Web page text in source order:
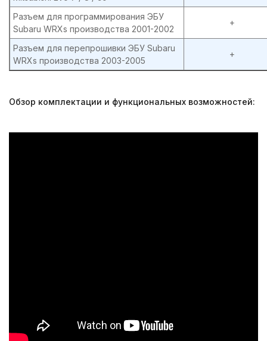
Разъем для программирования ЭБУ
Subaru WRXs производства 2001-2002
+
Разъем для перепрошивки ЭБУ Subaru
WRXs производства 2003-2005
+
Обзор комплектации и функциональных возможностей: